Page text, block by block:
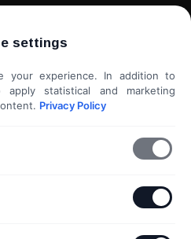
készítés
settings
your experience. In addition to
statistical and marketing
Privacy Policy